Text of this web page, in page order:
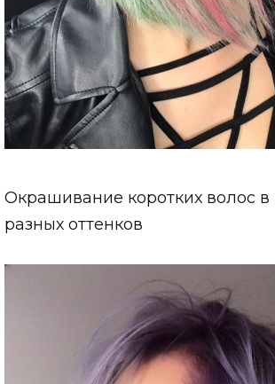
Окрашивание коротких волос в
разных оттенков